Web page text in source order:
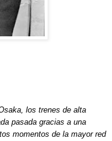
los trenes de alta
pasada gracias a una
momentos de la mayor red